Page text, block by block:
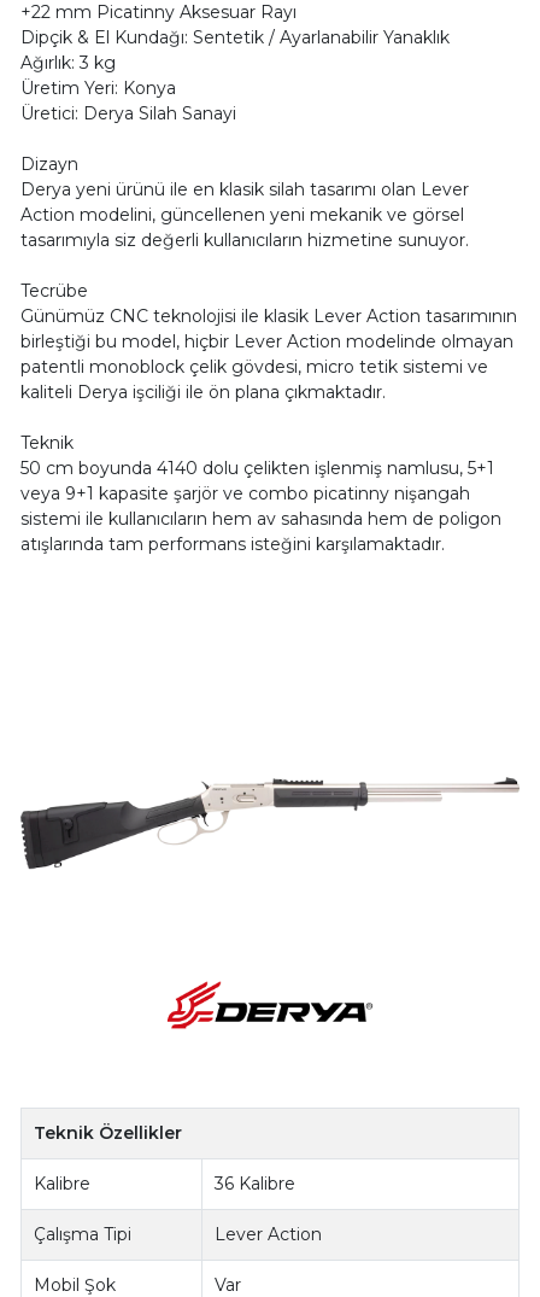
+22 mm Picatinny Aksesuar Rayı
Dipçik & El Kundağı: Sentetik / Ayarlanabilir Yanaklık
Ağırlık: 3 kg
Üretim Yeri: Konya
Üretici: Derya Silah Sanayi
Dizayn
Derya yeni ürünü ile en klasik silah tasarımı olan Lever
Action modelini, güncellenen yeni mekanik ve görsel
tasarımıyla siz değerli kullanıcıların hizmetine sunuyor.
Tecrübe
Günümüz CNC teknolojisi ile klasik Lever Action tasarımının
birleştiği bu model, hiçbir Lever Action modelinde olmayan
patentli monoblock çelik gövdesi, micro tetik sistemi ve
kaliteli Derya işciliği ile ön plana çıkmaktadır.
Teknik
50 cm boyunda 4140 dolu çelikten işlenmiş namlusu, 5+1
veya 9+1 kapasite şarjör ve combo picatinny nişangah
sistemi ile kullanıcıların hem av sahasında hem de poligon
atışlarında tam performans isteğini karşılamaktadır.
Teknik Özellikler
Kalibre 36 Kalibre
Çalışma Tipi Lever Action
Mobil Şok Var